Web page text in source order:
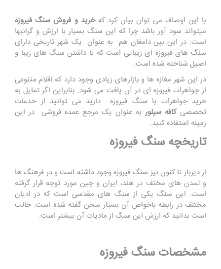
با این اوصاف می توان بیان کرد کهخرید و فروش سنگ فیروزه
میتواند سود آور باشد چرا که این سنگ بسیار با ارزش و گرانبها
است. در این بین دامغان هم به عنوان یک شهر تاریخی دارای
سنگ های فیروزه ای زیبایی است که با داشتن سنگ های زیبا و
اصیل شناخته شده است.
در این شهر مغازه ها و بازارهای زیادی وجود دارد که اقلام متنوعی
از جواهرات فیروزه ای در آن یافت می شود. بنابراین اگر تمایل به
خرید جواهرات با سنگ فیروزه دارید می توانید از خدمات
تخصصی کافه سیلور به عنوان یک مرجع عمده فروشی در این
زمینه استفاده کنید.
تاریخچه سنگ فیروزه
از دیرباز تا کنون نیز سنگ فیروزه وجود داشته است و در فرهنگ ها
و تمدن های مختف در هند، ایران و چین مورد توجه قرار گرفته
است. این سنگ یکی از سنگ های مقدسی است که در ادیان
مختلف در رابطه باخواص آن بسیار سخن گفته شده است. جالب
است بدانید که ارزش این سنگ از مادیات آن بیشتر است.
مشخصات سنگ فیروزه